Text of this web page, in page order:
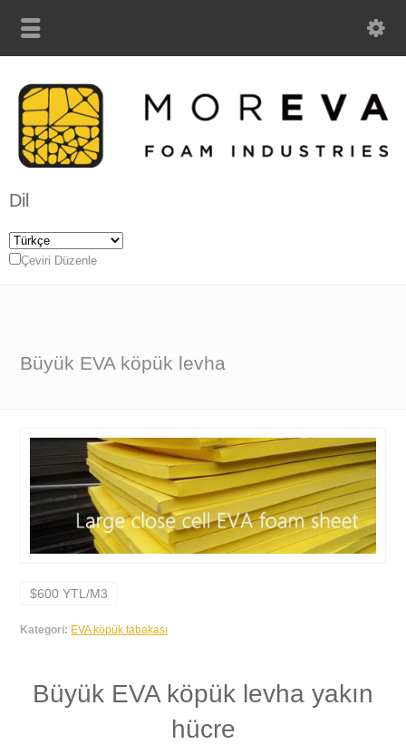
Dil
Çeviri Düzenle
Büyük EVA köpük levha
$600 YTL/M3
Kategori: EVA köpük tabakası
Büyük EVA köpük levha yakın
hücre